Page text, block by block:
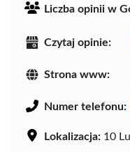
Liczba opinii w
Czytaj opinie:
Strona www:
Numer telefonu:
Lokalizacja: 10